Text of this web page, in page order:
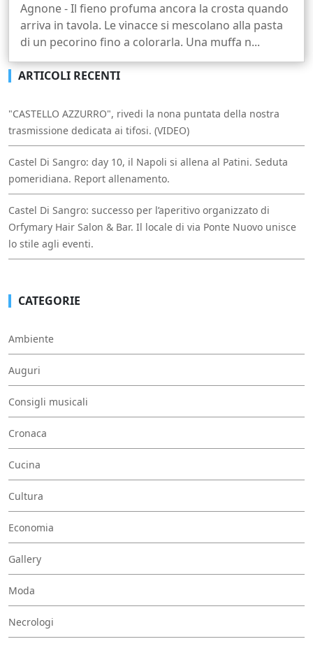
Agnone - Il fieno profuma ancora la crosta quando
arriva in tavola. Le vinacce si mescolano alla pasta
di un pecorino fino a colorarla. Una muffa n...
ARTICOLI RECENTI
"CASTELLO AZZURRO", rivedi la nona puntata della nostra
trasmissione dedicata ai tifosi. (VIDEO)
Castel Di Sangro: day 10, il Napoli si allena al Patini. Seduta
pomeridiana. Report allenamento.
Castel Di Sangro: successo per l’aperitivo organizzato di
Orfymary Hair Salon & Bar. Il locale di via Ponte Nuovo unisce
lo stile agli eventi.
CATEGORIE
Ambiente
Auguri
Consigli musicali
Cronaca
Cucina
Cultura
Economia
Gallery
Moda
Necrologi